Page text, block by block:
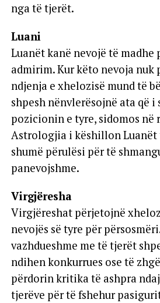
nga të tjerët.
Luani
Luanët kanë nevojë të madhe
admirim. Kur këto nevoja nuk
ndjenja e xhelozisë mund të
shpesh nënvlerësojnë ata që i
pozicionin e tyre, sidomos në
Astrologjia i këshillon Luanët
shumë përulësi për të
panevojshme.
Virgjëresha
Virgjëreshat përjetojnë
nevojës së tyre për
vazhdueshme me të tjerët
ndihen konkurrues ose të
përdorin kritika të ashpra
tjerëve për të fshehur